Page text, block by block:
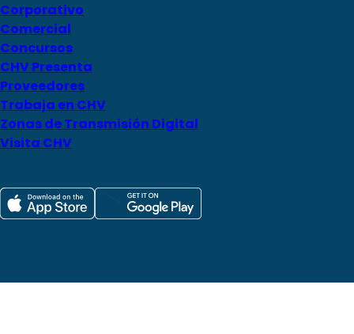
Corporativo
Comercial
Concursos
CHV Presenta
Proveedores
Trabaja en CHV
Zonas de Transmisión Digital
Visita CHV